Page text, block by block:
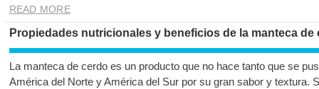
READ MORE
Propiedades nutricionales y beneficios de la manteca de
La manteca de cerdo es un producto que no hace tanto que se
América del Norte y América del Sur por su gran sabor y textura.